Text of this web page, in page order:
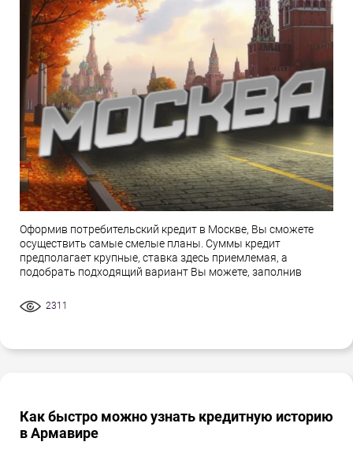
Оформив потребительский кредит в Москве, Вы сможете
осуществить самые смелые планы. Суммы кредит
предполагает крупные, ставка здесь приемлемая, а
подобрать подходящий вариант Вы можете, заполнив
2311
Как быстро можно узнать кредитную историю
в Армавире